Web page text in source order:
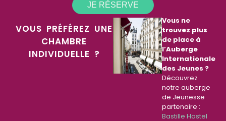
JE RÉSERVE
VOUS PRÉFÉREZ UNE
CHAMBRE
INDIVIDUELLE ?
Vous ne
trouvez plus
de place à
l’Auberge
Internationale
des Jeunes ?
Découvrez
notre auberge
de Jeunesse
partenaire :
Bastille Hostel